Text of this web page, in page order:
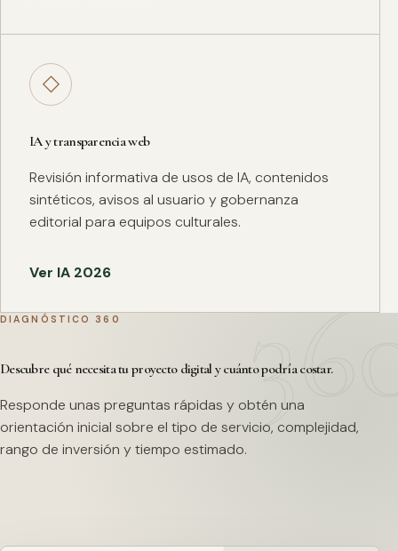
◇
IA y transparencia web
Revisión informativa de usos de IA, contenidos
sintéticos, avisos al usuario y gobernanza
editorial para equipos culturales.
Ver IA 2026
DIAGNÓSTICO 360
Descubre qué necesita tu proyecto digital y cuánto podría costar.
Responde unas preguntas rápidas y obtén una
orientación inicial sobre el tipo de servicio, complejidad,
rango de inversión y tiempo estimado.